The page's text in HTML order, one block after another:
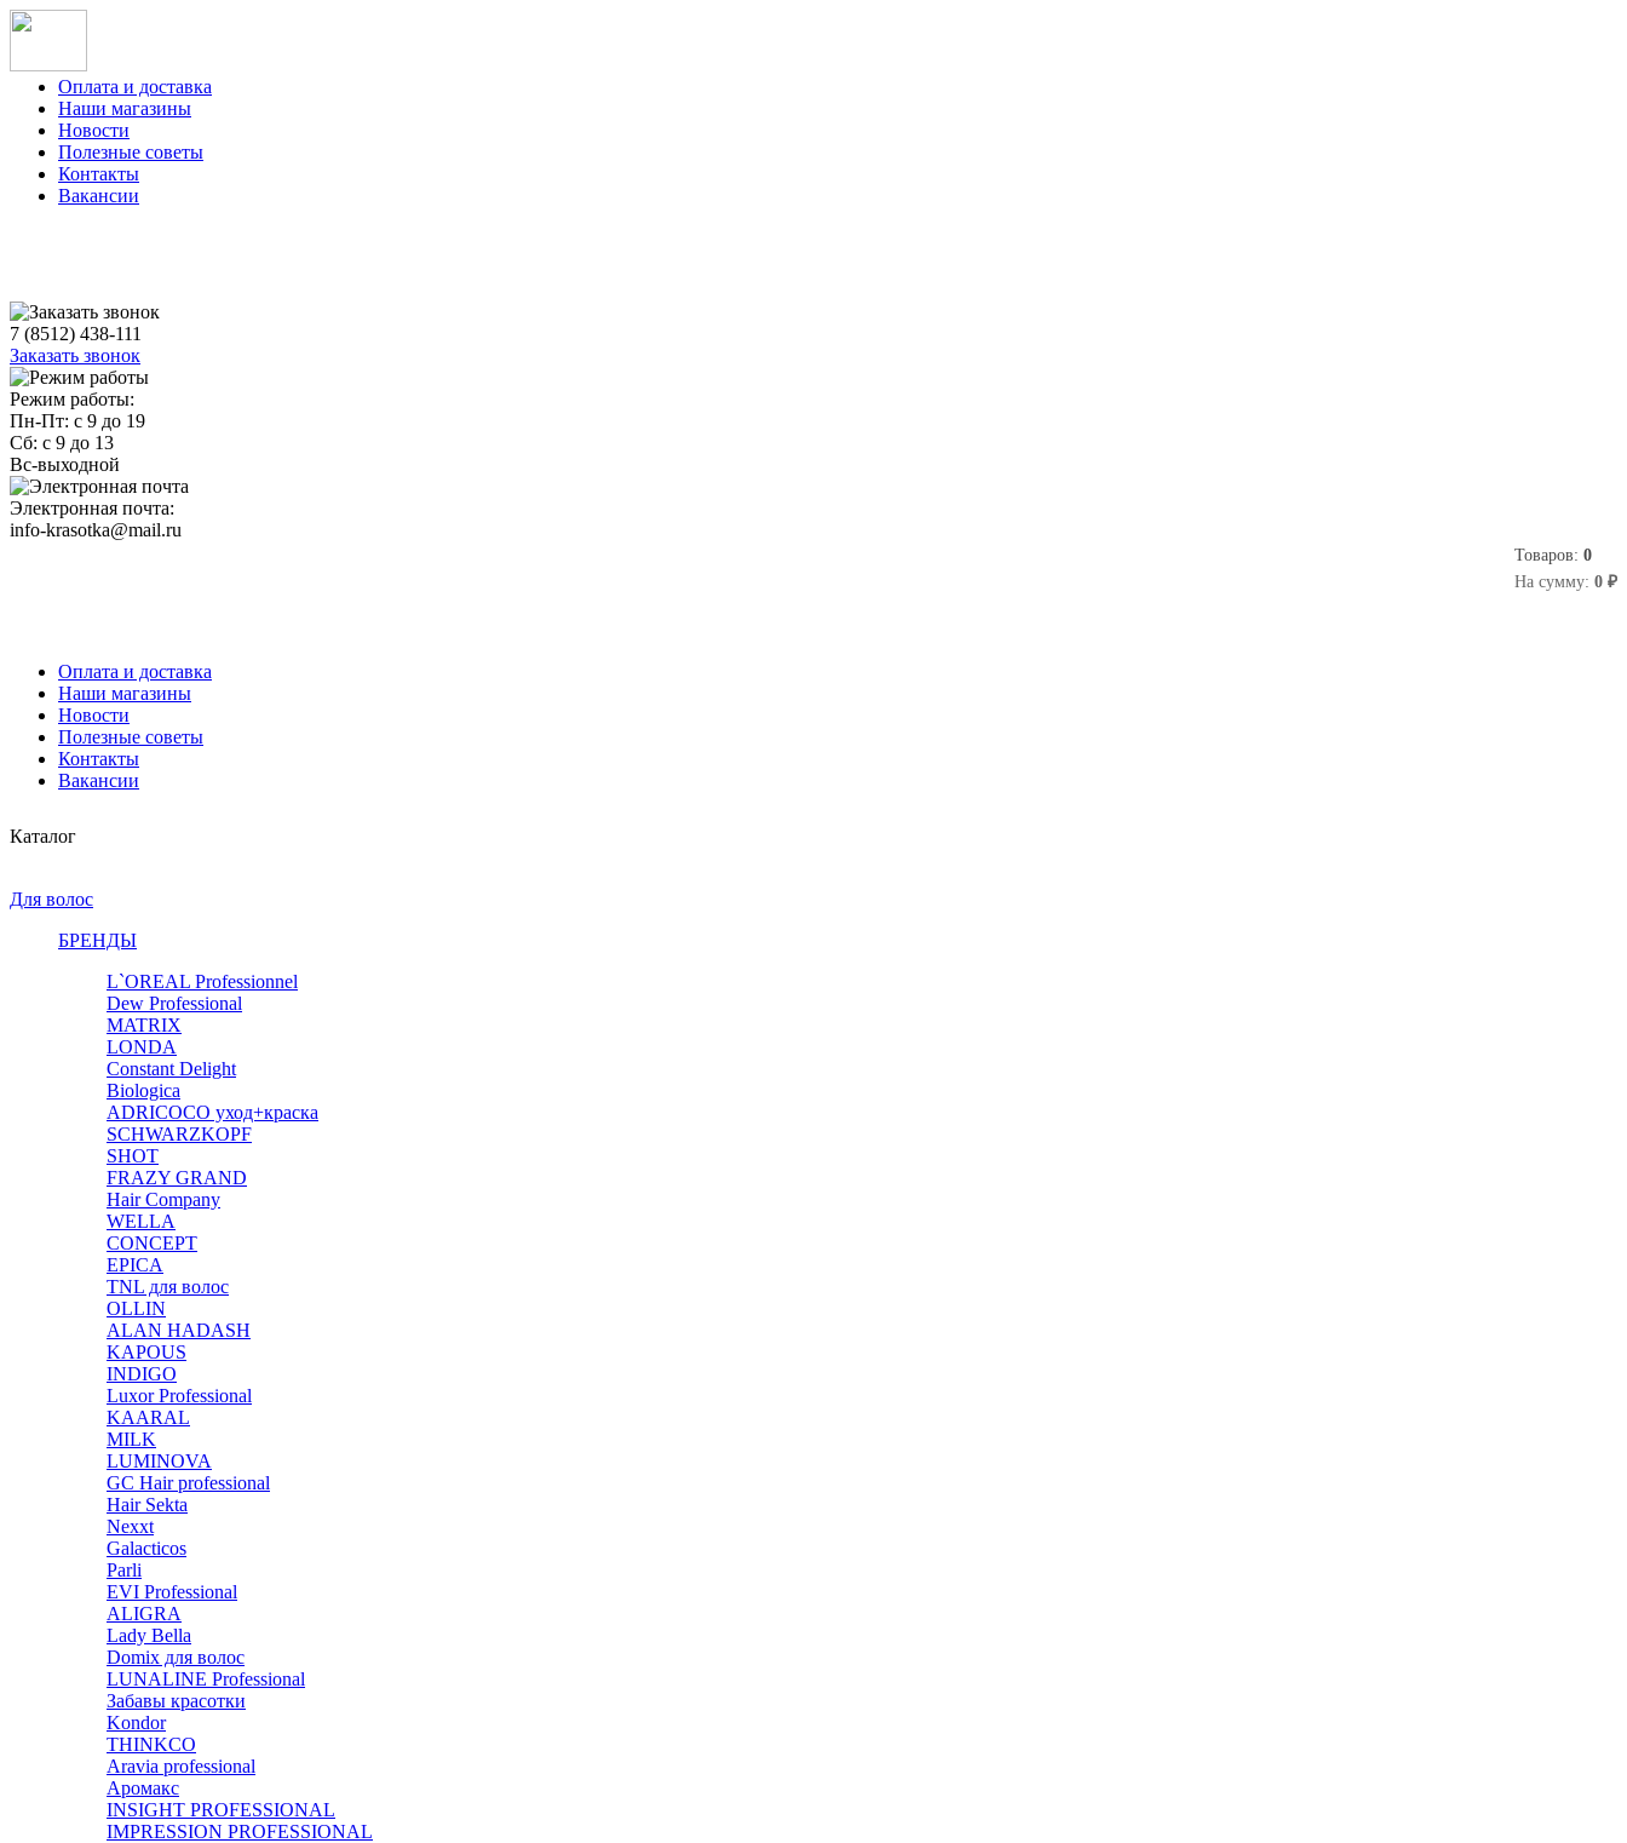
Оплата и доставка
Наши магазины
Новости
Полезные советы
Контакты
Вакансии
7 (8512) 438-111
Заказать звонок
Режим работы:
Пн-Пт: с 9 до 19
Сб: с 9 до 13
Вс-выходной
Электронная почта:
info-krasotka@mail.ru
Товаров: 0
На сумму: 0 ₽
Оплата и доставка
Наши магазины
Новости
Полезные советы
Контакты
Вакансии
Каталог
Для волос
БРЕНДЫ
L`OREAL Professionnel
Dew Professional
MATRIX
LONDA
Constant Delight
Biologica
ADRICOCO уход+краска
SCHWARZKOPF
SHOT
FRAZY GRAND
Hair Company
WELLA
CONCEPT
EPICA
TNL для волос
OLLIN
ALAN HADASH
KAPOUS
INDIGO
Luxor Professional
KAARAL
MILK
LUMINOVA
GC Hair professional
Hair Sekta
Nexxt
Galacticos
Parli
EVI Professional
ALIGRA
Lady Bella
Domix для волос
LUNALINE Professional
Забавы красотки
Kondor
THINKCO
Aravia professional
Аромакс
INSIGHT PROFESSIONAL
IMPRESSION PROFESSIONAL